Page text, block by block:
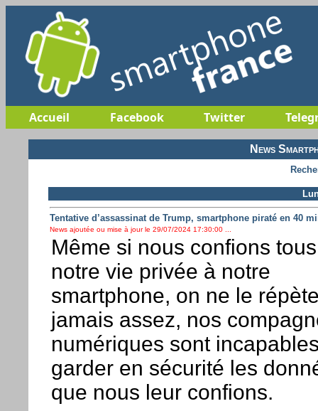
Accueil Facebook Twitter
News
Tentative d’assassinat de Trump, smartphone piraté en 40
News ajoutée ou mise à jour le 29/07/2024 17:30:00 ...
Même si nous confions tous
notre vie privée à notre
smartphone, on ne le
jamais assez, nos
numériques sont
garder en sécurité les
que nous leur confions.